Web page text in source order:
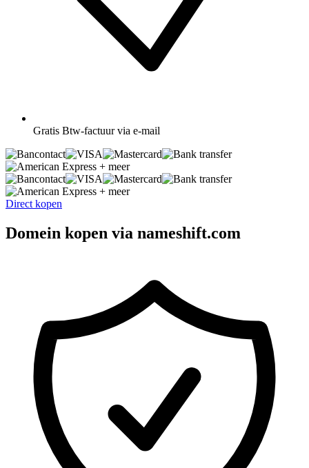
Gratis Btw-factuur via e-mail
+ meer
+ meer
Direct kopen
Domein kopen via nameshift.com